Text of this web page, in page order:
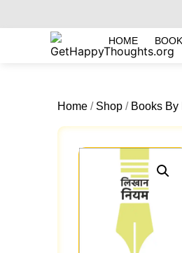
HOME
Home / Shop / Books